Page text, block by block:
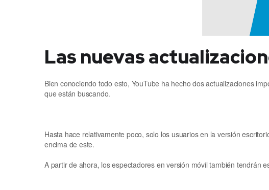
Las nuevas
Bien conociendo todo esto, YouTube ha hecho dos actualizaciones
que están buscando.
Hasta hace relativamente poco, solo los usuarios en la versión
encima de este.
A partir de ahora, los espectadores en versión móvil también tendrán